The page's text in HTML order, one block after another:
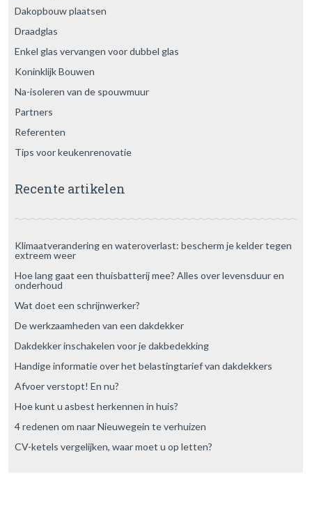
Dakopbouw plaatsen
Draadglas
Enkel glas vervangen voor dubbel glas
Koninklijk Bouwen
Na-isoleren van de spouwmuur
Partners
Referenten
Tips voor keukenrenovatie
Recente artikelen
Klimaatverandering en wateroverlast: bescherm je kelder tegen
extreem weer
Hoe lang gaat een thuisbatterij mee? Alles over levensduur en
onderhoud
Wat doet een schrijnwerker?
De werkzaamheden van een dakdekker
Dakdekker inschakelen voor je dakbedekking
Handige informatie over het belastingtarief van dakdekkers
Afvoer verstopt! En nu?
Hoe kunt u asbest herkennen in huis?
4 redenen om naar Nieuwegein te verhuizen
CV-ketels vergelijken, waar moet u op letten?